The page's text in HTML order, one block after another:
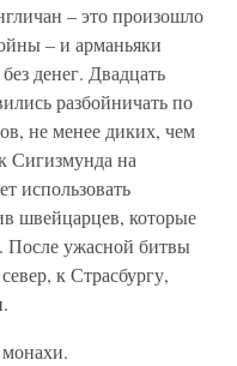
– это произошло
– и арманьяки
денег. Двадцать
разбойничать по
не менее диких, чем
Сигизмунда на
использовать
швейцарцев, которые
После ужасной битвы
к Страсбургу,